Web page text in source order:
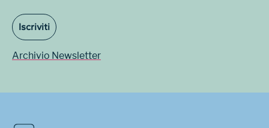
Iscriviti
Archivio Newsletter